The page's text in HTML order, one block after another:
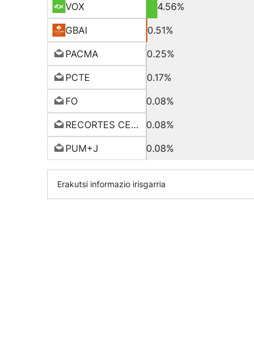
VOX
4.56%
GBAI
0.51%
PACMA
0.25%
PCTE
0.17%
FO
0.08%
RECORTES CERO
0.08%
PUM+J
0.08%
Erakutsi informazio irisgarria